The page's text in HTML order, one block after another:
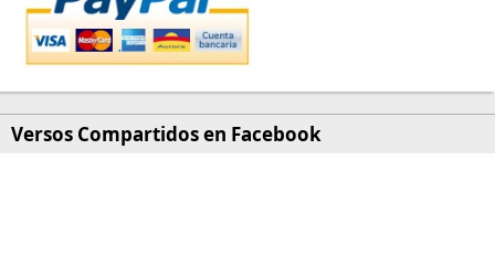
Versos Compartidos en Facebook